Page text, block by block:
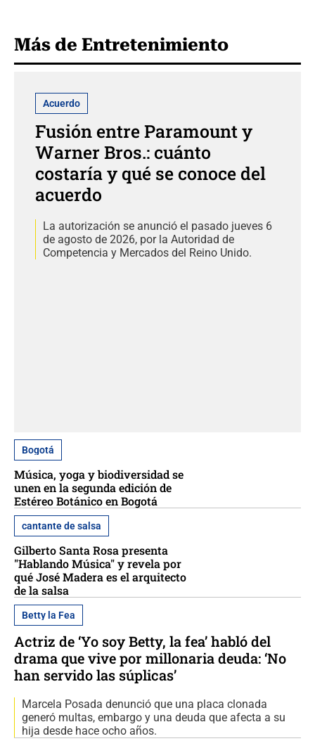
Más de Entretenimiento
Acuerdo
Fusión entre Paramount y
Warner Bros.: cuánto
costaría y qué se conoce del
acuerdo
La autorización se anunció el pasado jueves 6
de agosto de 2026, por la Autoridad de
Competencia y Mercados del Reino Unido.
Bogotá
Música, yoga y biodiversidad se
unen en la segunda edición de
Estéreo Botánico en Bogotá
cantante de salsa
Gilberto Santa Rosa presenta
"Hablando Música" y revela por
qué José Madera es el arquitecto
de la salsa
Betty la Fea
Actriz de ‘Yo soy Betty, la fea’ habló del
drama que vive por millonaria deuda: ‘No
han servido las súplicas’
Marcela Posada denunció que una placa clonada
generó multas, embargo y una deuda que afecta a su
hija desde hace ocho años.